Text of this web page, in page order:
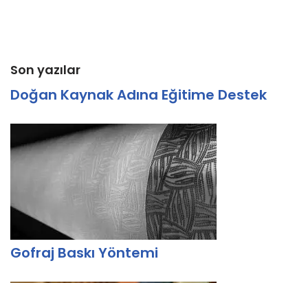
Son yazılar
Doğan Kaynak Adına Eğitime Destek
Gofraj Baskı Yöntemi